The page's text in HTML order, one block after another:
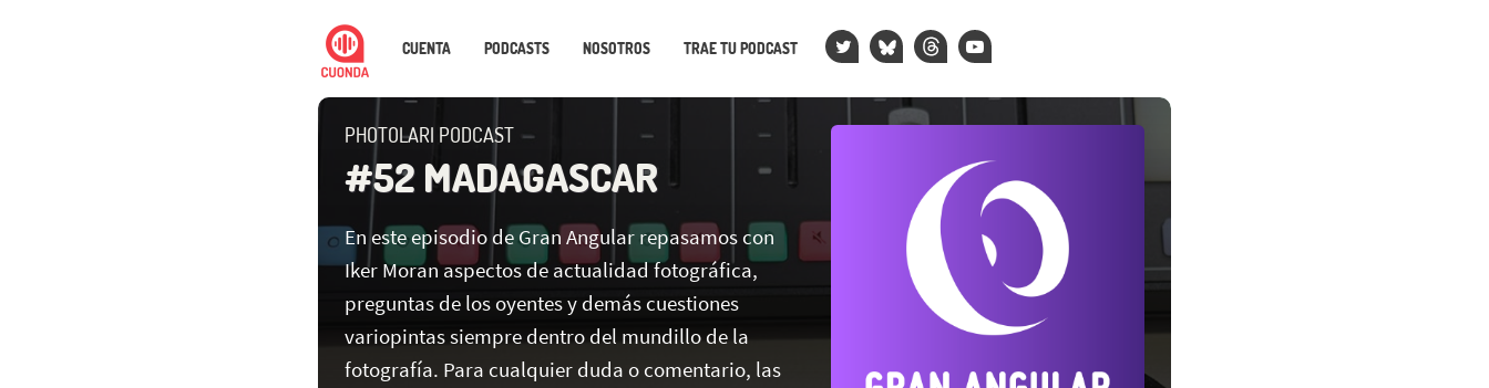
CUENTA PODCASTS NOSOTROS TRAE TU PODCAST
PHOTOLARI PODCAST
#52 MADAGASCAR
En este episodio de Gran Angular repasamos con
Iker Moran aspectos de actualidad fotográfica,
preguntas de los oyentes y demás cuestiones
variopintas siempre dentro del mundillo de la
fotografía. Para cualquier duda o comentario, las